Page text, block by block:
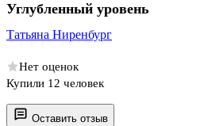
Оставить отзыв
Углубленный уровень
Татьяна Ниренбург
Нет оценок
Купили 12 человек